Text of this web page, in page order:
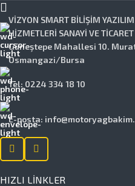
VİZYON SMART BİLİŞİM YAZILIM
HİZMETLERİ SANAYİ VE
Güneştepe Mahallesi 10.
Osmangazi/Bursa
Tel: 0224 334 18 10
E-posta:
HIZLI LINKLER